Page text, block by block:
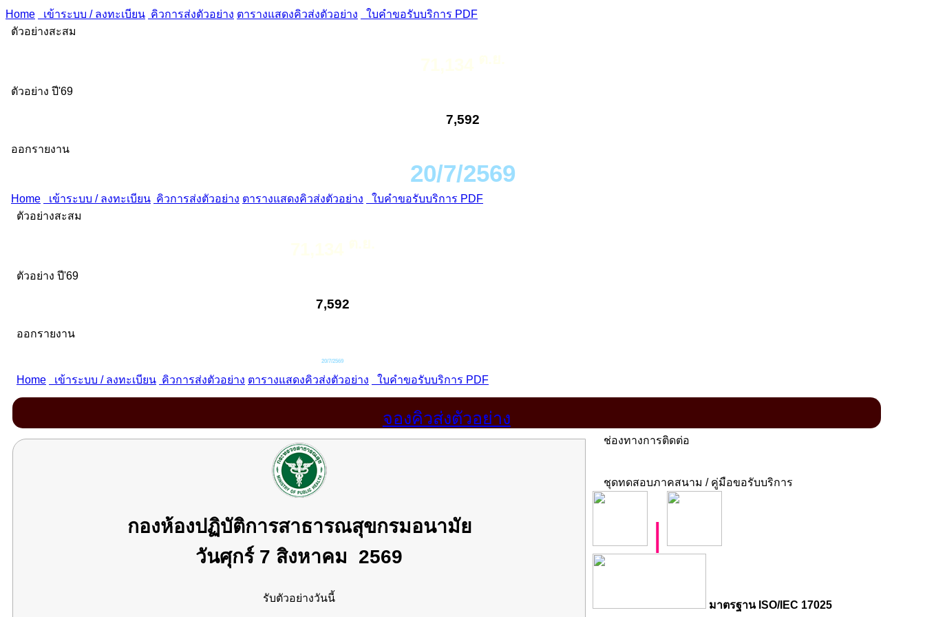
Home เข้าระบบ / ลงทะเบียน คิวการส่งตัวอย่าง ตารางแสดงคิวส่งตัวอย่าง
ใบคำขอรับบริการ PDF
ตัวอย่างสะสม
ตัวอย่าง ปี'69
7,592
ออกรายงาน
20/7/2569
จองคิวส่งตัวอย่าง
กองห้องปฏิบัติการสาธารณสุขกรมอนามัย
วันศุกร์ 7 สิงหาคม 2569
รับตัวอย่างวันนี้
ช่องทางการติดต่อ
ชุดทดสอบภาคสนาม / คู่มือขอรับบริการ
มาตรฐาน ISO/IEC 17025